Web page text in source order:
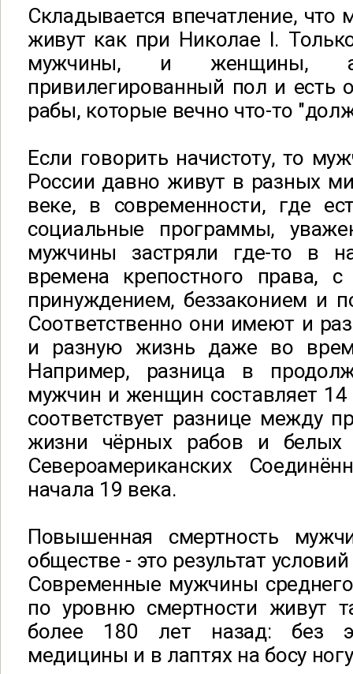
Складывается впечатление,
живут как при Николае I.
мужчины, и женщины,
привилегированный пол и есть
рабы, которые вечно что-то
Если говорить начистоту, то
России давно живут в разных
веке, в современности, где
социальные программы,
мужчины застряли где-то в
времена крепостного права, с
принуждением, беззаконием и
Соответственно они имеют и
и разную жизнь даже во
Например, разница в
мужчин и женщин составляет 14
соответствует разнице между
жизни чёрных рабов и белых
Североамериканских
начала 19 века.
Повышенная смертность
обществе - это результат
Современные мужчины
по уровню смертности живут
более 180 лет назад: без
медицины и в лаптях на босу